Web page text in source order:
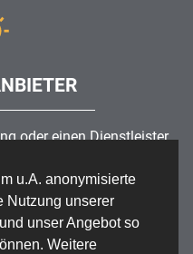
u.A. anonymisierte
Nutzung unserer
unser Angebot so
Weitere
oder einen Dienstleister